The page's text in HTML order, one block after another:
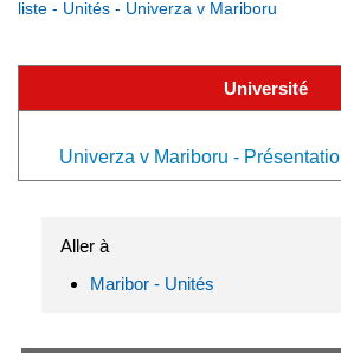
liste - Unités - Univerza v Mariboru
Université
Univerza v Mariboru -
Aller à
Maribor - Unités